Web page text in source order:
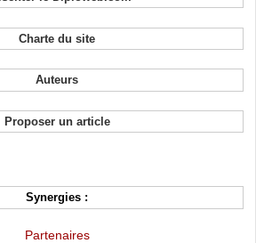
Charte du site
Auteurs
Proposer un article
Synergies :
Partenaires